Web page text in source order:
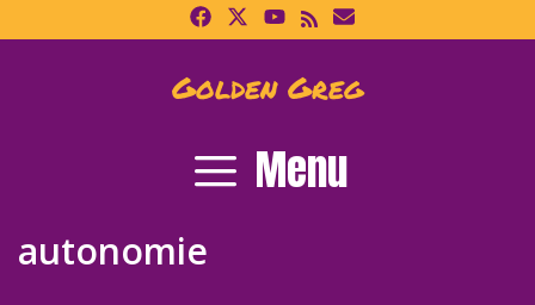
to
Golden Greg
Menu
autonomie